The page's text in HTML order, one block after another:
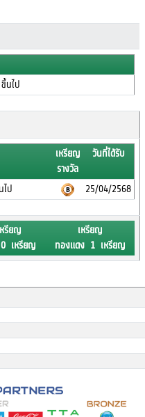
นไป
เหรียญ
รางวัล
วันที่ได้รับ
ป 25/04/2568
รียญ
เหรียญ
เหรียญ
ทองแดง 1 เหรียญ